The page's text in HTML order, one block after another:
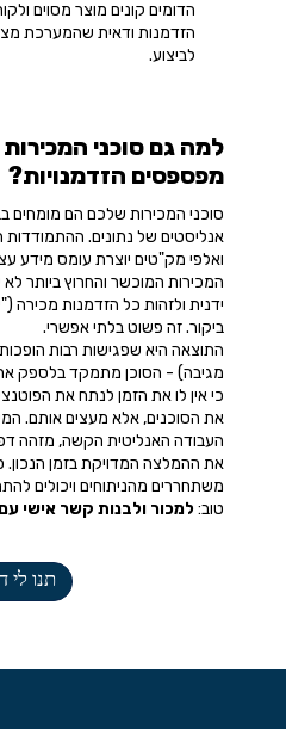
הדומים קונים מוצר מסוים
הזדמנות ודאית שהמערכת
לביצוע.
למה גם סוכני
מפספסים הזדמנויות?
סוכני המכירות שלכם הם מומחים
אנליסטים של נתונים. ההתמודדות
ואלפי מק"טים יוצרת עומס מידע
המכירות המוכשר והחרוץ ביותר
ידנית ולזהות כל הזדמנות מכירה
ביקור. זה פשוט בלתי אפשרי.
התוצאה היא שפגישות רבות
מגיבה) - הסוכן מתמקד בלספק
את הסוכנים, אלא מעצים אותם.
העבודה האנליטית הקשה, מזהה
את ההמלצה המדויקת בזמן
משתחררים מהניתוחים ויכולים
טוב: למכור ולבנות קשר אישי
תנו לי